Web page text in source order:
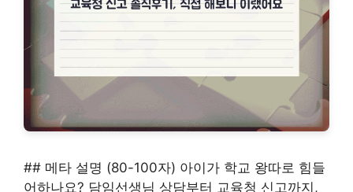
## 메타 설명 (80-100자) 아이가 학교 왕따로 힘들
어하나요? 담임선생님 상담부터 교육청 신고까지,